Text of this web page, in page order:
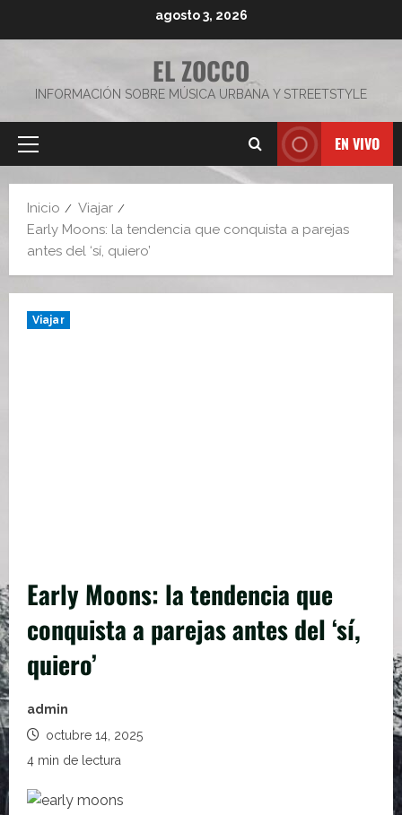
agosto 3, 2026
EL ZOCCO
INFORMACIÓN SOBRE MÚSICA URBANA Y STREETSTYLE
Menú
EN VIVO
Inicio
Viajar
Early Moons: la tendencia que conquista a parejas
antes del ‘sí, quiero’
Viajar
Early Moons: la tendencia que
conquista a parejas antes del ‘sí,
quiero’
admin
octubre 14, 2025
4 min de lectura